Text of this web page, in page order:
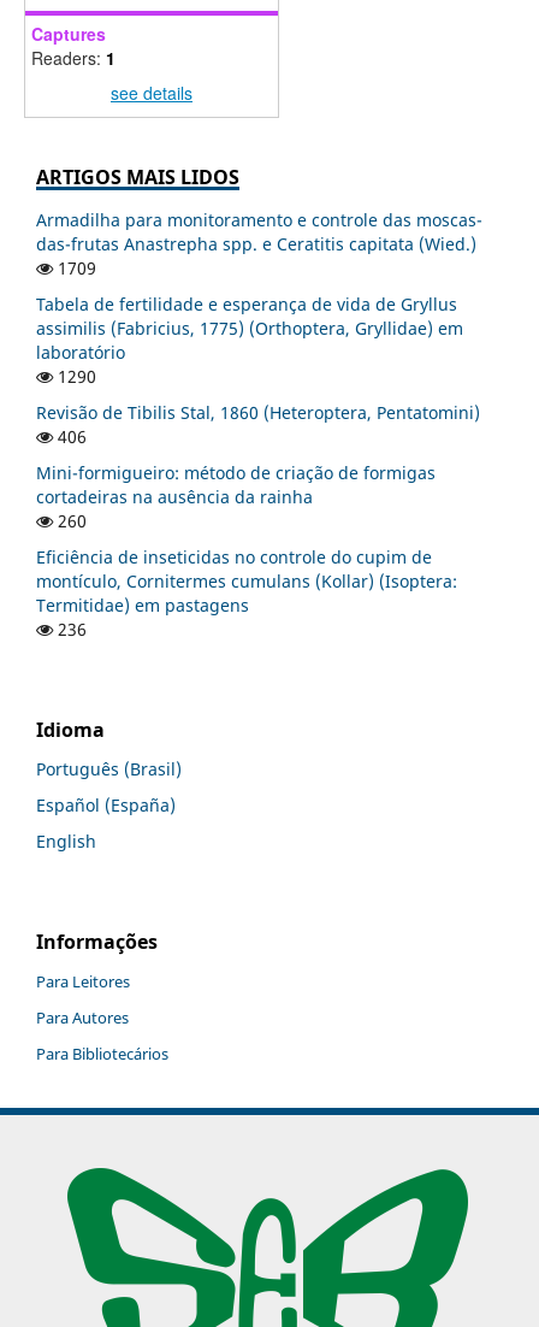
Captures
Readers: 1
see details
ARTIGOS MAIS LIDOS
Armadilha para monitoramento e controle das moscas-
das-frutas Anastrepha spp. e Ceratitis capitata (Wied.)
1709
Tabela de fertilidade e esperança de vida de Gryllus
assimilis (Fabricius, 1775) (Orthoptera, Gryllidae) em
laboratório
1290
Revisão de Tibilis Stal, 1860 (Heteroptera, Pentatomini)
406
Mini-formigueiro: método de criação de formigas
cortadeiras na ausência da rainha
260
Eficiência de inseticidas no controle do cupim de
montículo, Cornitermes cumulans (Kollar) (Isoptera:
Termitidae) em pastagens
236
Idioma
Português (Brasil)
Español (España)
English
Informações
Para Leitores
Para Autores
Para Bibliotecários